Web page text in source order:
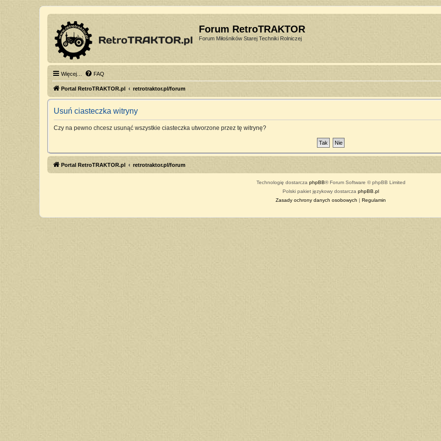
Forum RetroTRAKTOR
Forum Miłośników Starej Techniki Rolniczej
Więcej… FAQ
Portal RetroTRAKTOR.pl retrotraktor.pl/forum
Usuń ciasteczka witryny
Czy na pewno chcesz usunąć wszystkie ciasteczka utworzone przez tę witrynę?
Portal RetroTRAKTOR.pl retrotraktor.pl/forum
Technologię dostarcza phpBB® Forum Software © phpBB Limited
Polski pakiet językowy dostarcza phpBB.pl
Zasady ochrony danych osobowych | Regulamin